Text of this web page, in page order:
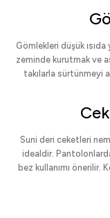
Gömlekleri düşük
zeminde kurutmak ve
takılarla sürtünmeyi
Suni deri ceketleri
idealdir.
bez kullanımı önerilir.